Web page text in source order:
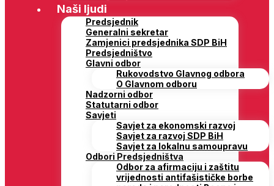
Naši ljudi
Predsjednik
Generalni sekretar
Zamjenici predsjednika SDP BiH
Predsjedništvo
Glavni odbor
Rukovodstvo Glavnog odbora
O Glavnom odboru
Nadzorni odbor
Statutarni odbor
Savjeti
Savjet za ekonomski razvoj
Savjet za razvoj SDP BiH
Savjet za lokalnu samoupravu
Odbori Predsjedništva
Odbor za afirmaciju i zaštitu
vrijednosti antifašističke borbe